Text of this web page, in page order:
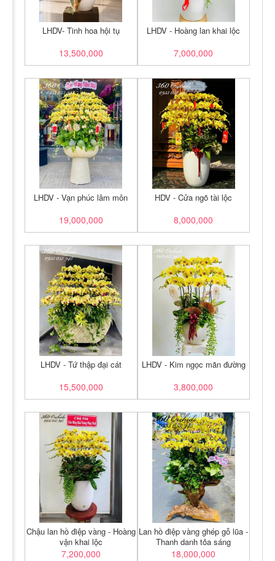
LHDV- Tinh hoa hội tụ
13,500,000
LHDV - Hoàng lan khai lộc
7,000,000
LHDV - Vạn phúc lâm môn
19,000,000
HDV - Cửa ngõ tài lộc
8,000,000
LHDV - Tứ thập đại cát
15,500,000
LHDV - Kim ngọc mãn đường
3,800,000
Chậu lan hồ điệp vàng - Hoàng
vận khai lộc
7,200,000
Lan hồ điệp vàng ghép gỗ lũa -
Thanh danh tỏa sáng
18,000,000